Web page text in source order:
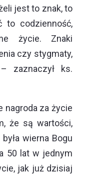
jest to znak, to
to codzienność,
życie. Znaki
czy stygmaty,
zaznaczył ks.
nagroda za życie
że są wartości,
wierna Bogu
50 lat w jednym
jak już dzisiaj